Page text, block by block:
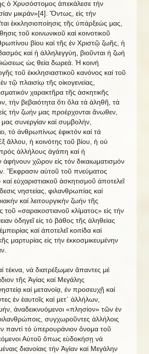
ὁ Χρυσόστομος ἀπεκάλεσε τήν
μικράν»[4]. Ὄντως, εἰς τήν
ἐκκλησιοποίησις τῆς ὑπάρξεώς μας,
τοῦ κοινωνικοῦ καί κοινοτικοῦ
βίου καί τῆς ἐν Χριστῷ ζωῆς, ἡ
καί ἡ ἀλληλεγγύη, βιοῦνται ἡ ζωή
ὡς θεία δωρεά. Ἡ κοινή
τοῦ ἐκκλησιαστικοῦ κανόνος καί τοῦ
τῷ πλαισίῳ τῆς οἰκογενείας,
χαρακτῆρα τῆς ἀσκητικῆς
τήν βεβαιότητα ὅτι ὅλα τά ἀληθῆ, τά
τήν ζωήν μας προέρχονται ἄνωθεν,
μας συνεργίαν καί συμβολήν,
τό ἀνθρωπίνως ἐφικτόν καί τά
ἄλλου, ἡ κοινότης τοῦ βίου, ἡ οὐ
ἀλλήλους ἀγάπη καί ἡ
ἀφήνουν χῶρον εἰς τόν δικαιωματισμόν
Ἔκφρασιν αὐτοῦ τοῦ πνεύματος
καί εὐχαριστιακοῦ ἀσκητισμοῦ ἀποτελεῖ
νηστείας, φιλανθρωπίας καί
καί λειτουργικήν ζωήν τῆς
τοῦ «σαρακοστιανοῦ κλίματος» εἰς τήν
ὁδηγεῖ εἰς τό βάθος τῆς ἀληθείας
καί ἀποτελεῖ κοιτίδα καί
μαρτυρίας εἰς τήν ἐκκοσμικευμένην
τέκνα, νά διατρέξωμεν ἅπαντες μέ
τῆς Ἁγίας καί Μεγάλης
καί μετανοίᾳ, ἐν προσευχῇ καί
ἐν ἑαυτοῖς καί μετ᾿ ἀλλήλων,
ἀναδεικνυόμενοι «πλησίον» τῶν ἐν
συγχωροῦντες ἀλλήλοις
παντί τό ὑπερουράνιον ὄνομα τοῦ
Αὐτοῦ ὅπως εὐδοκήσῃ νά
διανοίαις τήν Ἁγίαν καί Μεγάλην